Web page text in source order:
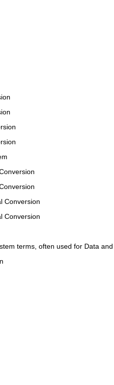
Conversion
Conversion
terms, often used for Data and